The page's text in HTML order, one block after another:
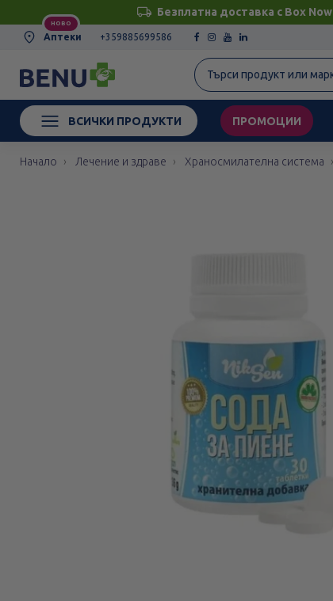
Безплатна доставка с Box Now
НОВО
Аптеки +359885699586
ВСИЧКИ ПРОДУКТИ ПРОМОЦИИ
Начало Лечение и здраве Храносмилателна система